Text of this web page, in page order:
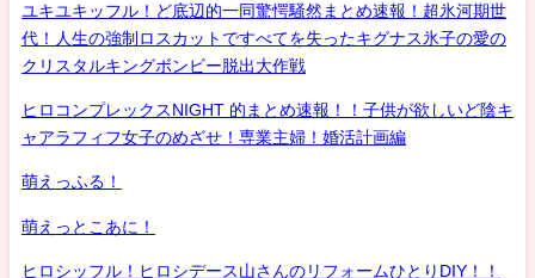
ユキユキッフル！ど底辺的一同驚愕騒然まとめ速報！超氷河期世
代！人生の強制ロスカットですべてを失ったキグナス氷子の愛の
クリスタルキングボンビー脱出大作戦
ヒロコンプレックスNIGHT 的まとめ速報！！子供が欲しいど陰キ
ャアラフィフ女子のめざせ！専業主婦！婚活計画編
萌えっふる！
萌えっとこあに！
ヒロシッフル！ヒロシデース山さんのリフォームひとりDIY！！